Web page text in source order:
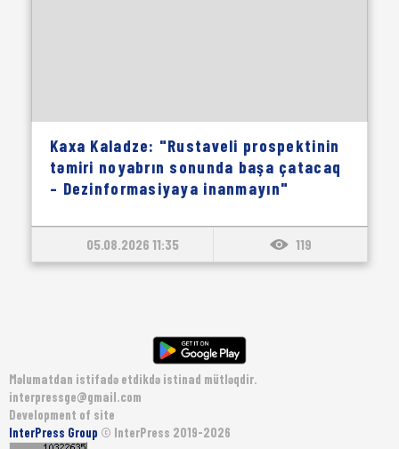
Kaxa Kaladze: "Rustaveli prospektinin
təmiri noyabrın sonunda başa çatacaq
– Dezinformasiyaya inanmayın"
05.08.2026 11:35 119
Məlumatdan istifadə etdikdə istinad mütləqdir.
interpressge@gmail.com
Development of site
InterPress Group © InterPress 2019-2026